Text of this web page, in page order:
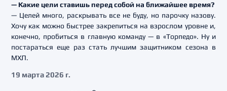
— Какие цели ставишь перед собой на ближайшее время?
— Целей много, раскрывать все не буду, но парочку назову.
Хочу как можно быстрее закрепиться на взрослом уровне и,
конечно, пробиться в главную команду — в «Торпедо». Ну и
постараться еще раз стать лучшим защитником сезона в
МХЛ.
19 марта 2026 г.